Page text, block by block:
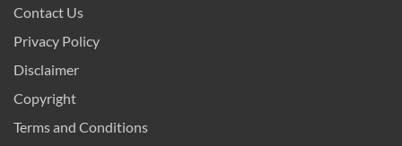
Contact Us
Privacy Policy
Disclaimer
Copyright
Terms and Conditions